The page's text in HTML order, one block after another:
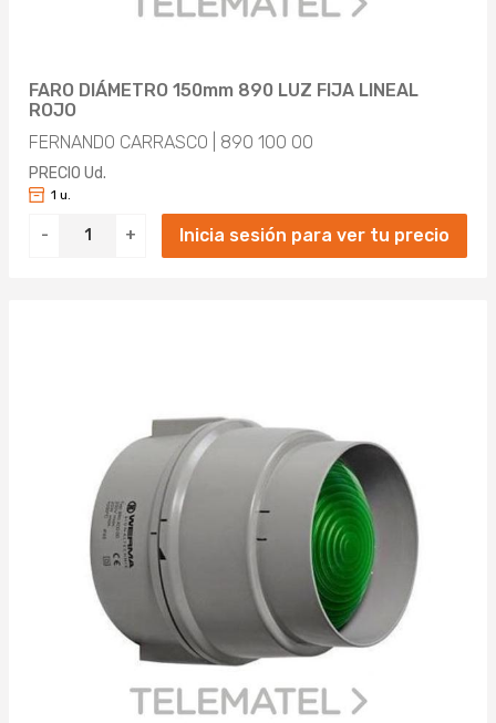
FARO DIÁMETRO 150mm 890 LUZ FIJA LINEAL
ROJO
FERNANDO CARRASCO | 890 100 00
PRECIO Ud.
- +
1 u.
Inicia sesión para ver tu precio